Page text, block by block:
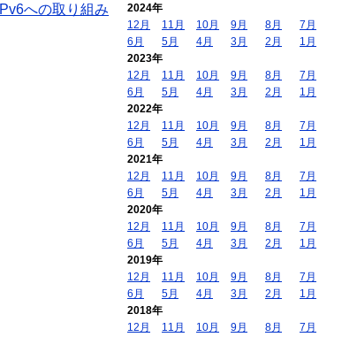
IPv6への取り組み
2024年
12月
11月 10月 9月 8月
7月
6月
5月 4月 3月 2月
1月
2023年
12月
11月 10月 9月 8月
7月
6月
5月 4月 3月 2月
1月
2022年
12月
11月 10月 9月 8月
7月
6月
5月 4月 3月 2月
1月
2021年
12月
11月 10月 9月 8月
7月
6月
5月 4月 3月 2月
1月
2020年
12月
11月 10月 9月 8月
7月
6月
5月 4月 3月 2月
1月
2019年
12月
11月 10月 9月 8月
7月
6月
5月 4月 3月 2月
1月
2018年
12月
11月 10月 9月 8月
7月